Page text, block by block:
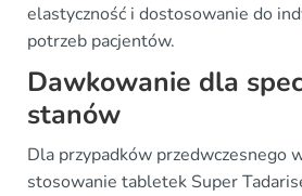
elastyczność i dostosowanie do
potrzeb pacjentów.
Dawkowanie dla
stanów
Dla przypadków przedwczesnego
stosowanie tabletek Super